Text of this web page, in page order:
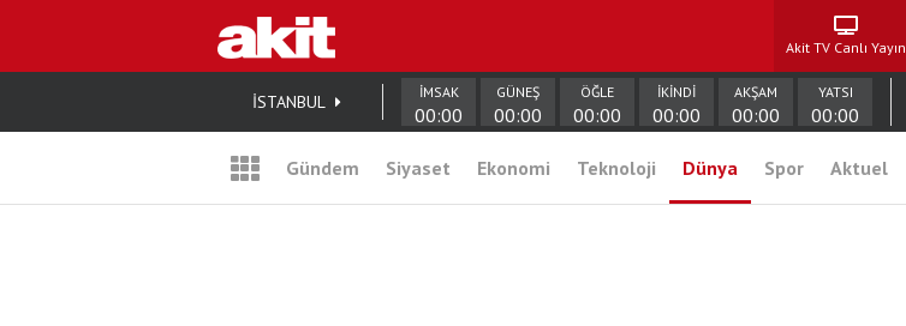
Akit TV Canlı Yayın
İSTANBUL İMSAK
00:00
GÜNEŞ
00:00
ÖĞLE
00:00
İKİNDİ
00:00
AKŞAM
00:00
YATSI
00:00
Gündem Siyaset Ekonomi Teknoloji Dünya Spor Aktuel